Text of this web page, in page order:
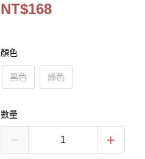
NT$168
顏色
黑色 綠色
數量